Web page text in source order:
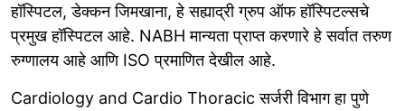
हॉस्पिटल, डेक्कन जिमखाना, हे सह्याद्री ग्रुप ऑफ हॉस्पिटल्सचे
प्रमुख हॉस्पिटल आहे. NABH मान्यता प्राप्त करणारे हे सर्वात तरुण
रुग्णालय आहे आणि ISO प्रमाणित देखील आहे.
Cardiology and Cardio Thoracic सर्जरी विभाग हा पुणे